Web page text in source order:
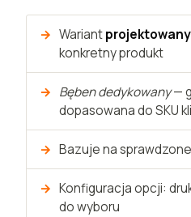
Wariant
konkretny produkt
Bęben dedykowany—
dopasowana do SKU
Bazuje na
Konfiguracja opcji:
do wyboru